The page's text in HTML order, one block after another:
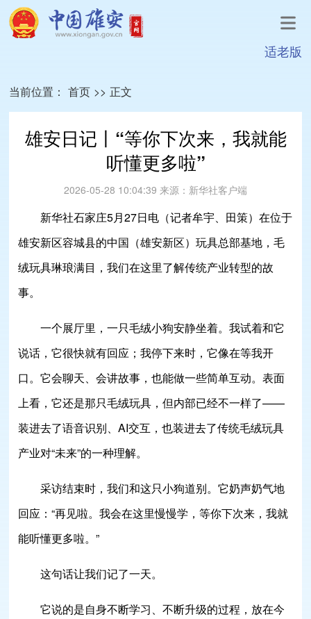
适老版
当前位置： 首页 >> 正文
雄安日记丨“等你下次来，我就能
听懂更多啦”
2026-05-28 10:04:39 来源： 新华社客户端
新华社石家庄5月27日电（记者牟宇、田策）在位于
雄安新区容城县的中国（雄安新区）玩具总部基地，毛
绒玩具琳琅满目，我们在这里了解传统产业转型的故
事。
一个展厅里，一只毛绒小狗安静坐着。我试着和它
说话，它很快就有回应；我停下来时，它像在等我开
口。它会聊天、会讲故事，也能做一些简单互动。表面
上看，它还是那只毛绒玩具，但内部已经不一样了——
装进去了语音识别、AI交互，也装进去了传统毛绒玩具
产业对“未来”的一种理解。
采访结束时，我们和这只小狗道别。它奶声奶气地
回应：“再见啦。我会在这里慢慢学，等你下次来，我就
能听懂更多啦。”
这句话让我们记了一天。
它说的是自身不断学习、不断升级的过程，放在今